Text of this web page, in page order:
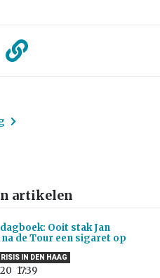
artikelen
Ooit stak Jan
na de Tour een sigaret op
IN DEN HAAG
17:39